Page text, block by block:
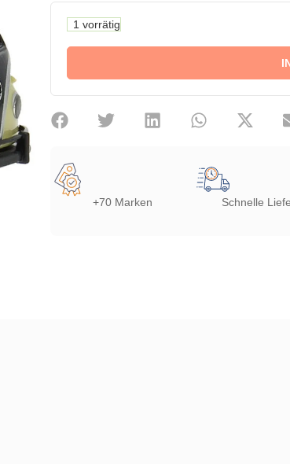
1 vorrätig
+70 Marken Schnelle